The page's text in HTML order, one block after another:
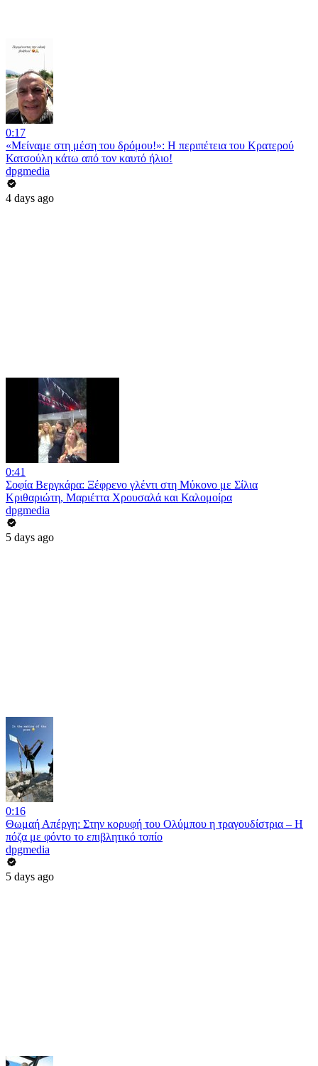
0:17
«Μείναμε στη μέση του δρόμου!»: Η περιπέτεια του Κρατερού
Κατσούλη κάτω από τον καυτό ήλιο!
dpgmedia
4 days ago
0:41
Σοφία Βεργκάρα: Ξέφρενο γλέντι στη Μύκονο με Σίλια
Κριθαριώτη, Μαριέττα Χρουσαλά και Καλομοίρα
dpgmedia
5 days ago
0:16
Θωμαή Απέργη: Στην κορυφή του Ολύμπου η τραγουδίστρια – Η
πόζα με φόντο το επιβλητικό τοπίο
dpgmedia
5 days ago